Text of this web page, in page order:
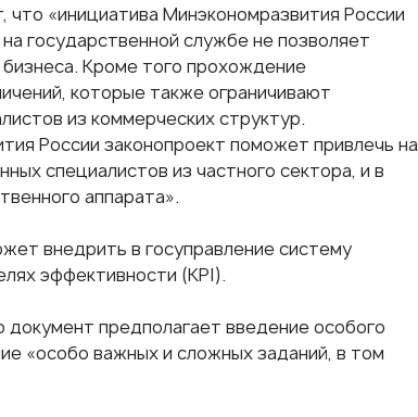
что «инициатива Минэкономразвития России
государственной службе не позволяет
Кроме того прохождение
которые также ограничивают
из коммерческих структур.
России законопроект поможет привлечь на
специалистов из частного сектора, и в
аппарата».
внедрить в госуправление систему
эффективности (KPI).
предполагает введение особого
«особо важных и сложных заданий, в том